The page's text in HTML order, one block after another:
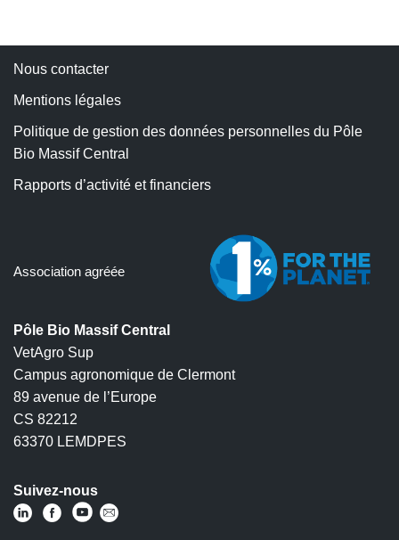
Nous contacter
Mentions légales
Politique de gestion des données personnelles du Pôle
Bio Massif Central
Rapports d’activité et financiers
Association agréée
Pôle Bio Massif Central
VetAgro Sup
Campus agronomique de Clermont
89 avenue de l’Europe
CS 82212
63370 LEMDPES
Suivez-nous